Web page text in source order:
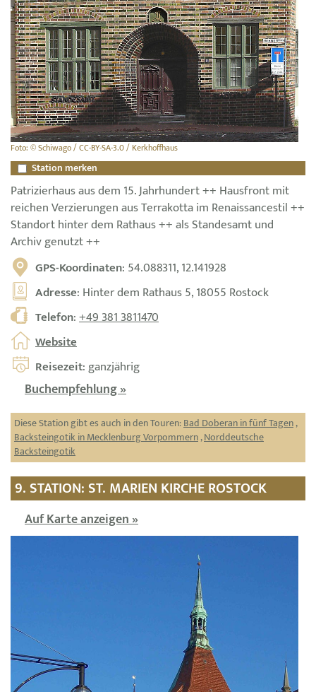
Foto: © Schiwago / CC-BY-SA-3.0 / Kerkhoffhaus
Station merken
Patrizierhaus aus dem 15. Jahrhundert ++ Hausfront mit
reichen Verzierungen aus Terrakotta im Renaissancestil ++
Standort hinter dem Rathaus ++ als Standesamt und
Archiv genutzt ++
GPS-Koordinaten: 54.088311, 12.141928
Adresse: Hinter dem Rathaus 5, 18055 Rostock
Telefon:+49 381 3811470
Website
Reisezeit: ganzjährig
Buchempfehlung »
Diese Station gibt es auch in den Touren:Bad Doberan in fünf Tagen,
Backsteingotik in Mecklenburg Vorpommern,Norddeutsche
Backsteingotik
9. STATION: ST. MARIEN KIRCHE ROSTOCK
Auf Karte anzeigen »